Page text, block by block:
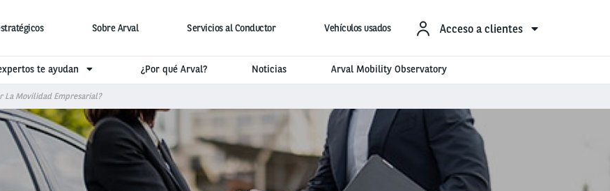
Sobre Arval Servicios al Conductor Vehículos usados Acceso a clientes
te ayudan ¿Por qué Arval? Noticias Arval Mobility Observatory
La Movilidad Empresarial?